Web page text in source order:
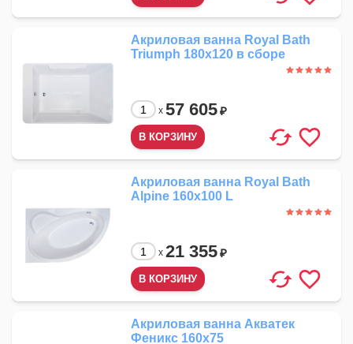
Акриловая ванна Royal Bath
Triumph 180x120 в сборе
x 57 605₽
Акриловая ванна Royal Bath
Alpine 160x100 L
x 21 355₽
Акриловая ванна Акватек
Феникс 160x75